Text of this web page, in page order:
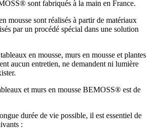
sont fabriqués à la main en France.
mousse sont réalisés à partir de matériaux
par un procédé spécial dans une solution
en mousse, murs en mousse et plantes
aucun entretien, ne demandent ni lumière
et murs en mousse BEMOSS® est de
durée de vie possible, il est essentiel de
: